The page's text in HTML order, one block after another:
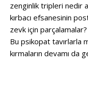
zenginlik tripleri nedir
kırbacı efsanesinin
zevk için parçalamalar?
Bu psikopat tavırlarla
kırmaların devamı da